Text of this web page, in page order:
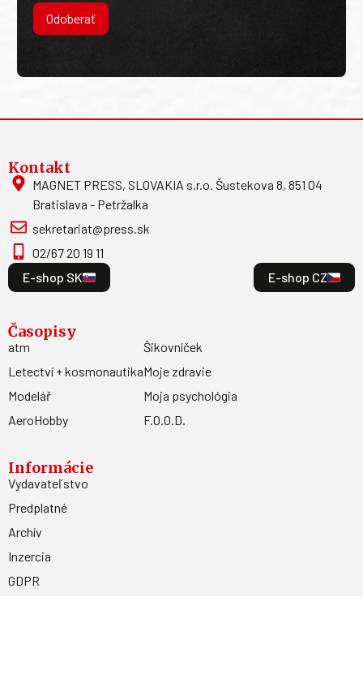
Odoberať
Kontakt
MAGNET PRESS, SLOVAKIA s.r.o. Šustekova 8, 851 04
Bratislava - Petržalka
sekretariat@press.sk
02/67 20 19 11
E-shop SK
E-shop CZ
Časopisy
atm
Letectví + kosmonautika
Modelář
AeroHobby
Šikovníček
Moje zdravie
Moja psychológia
F.O.O.D.
Informácie
Vydavateľstvo
Predplatné
Archív
Inzercia
GDPR